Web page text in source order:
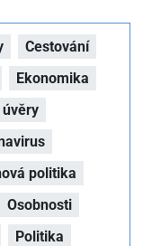
Cestování
Ekonomika
politika
Osobnosti
Politika